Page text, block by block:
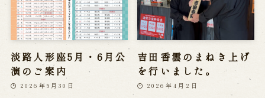
淡路人形座5月・6月公
演のご案内
2026年5月30日
吉田香雲のまねき上げ
を行いました。
2026年4月2日